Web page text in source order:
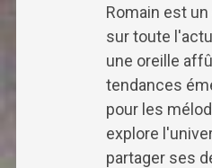
Romain est
sur toute
une oreille
tendances
pour les
explore
partager ses